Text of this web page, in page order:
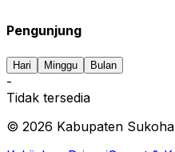
Pengunjung
Hari Minggu Bulan
-
Tidak tersedia
© 2026 Kabupaten